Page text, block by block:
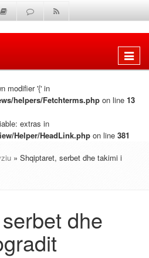
Shfaq
modifier '{' in
helpers/Fetchterms.php on line 13
extras in
Helper/HeadLink.php on line 381
» Shqiptaret, serbet dhe takimi i
dhe